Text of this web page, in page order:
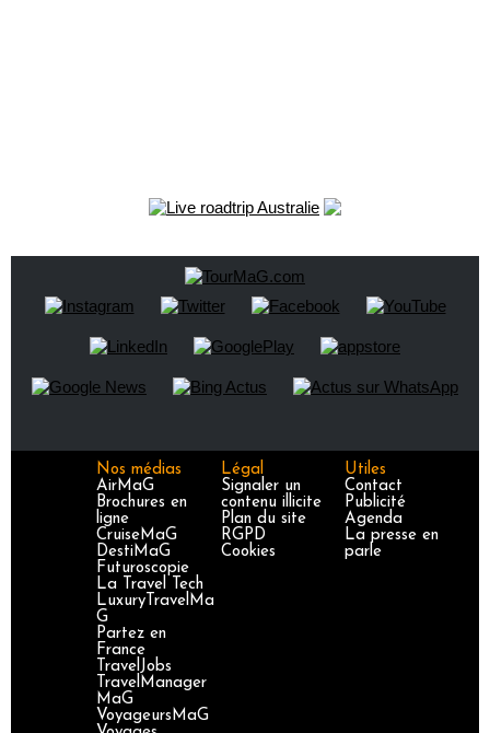
Nos médias
AirMaG
Brochures en
ligne
CruiseMaG
DestiMaG
Futuroscopie
La Travel Tech
LuxuryTravelMa
G
Partez en
France
TravelJobs
TravelManager
MaG
VoyageursMaG
Légal
Signaler un
contenu illicite
Plan du site
RGPD
Cookies
Utiles
Contact
Publicité
Agenda
La presse en
parle